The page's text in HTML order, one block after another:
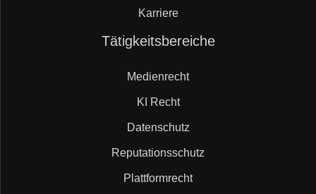
Karriere
Tätigkeitsbereiche
Medienrecht
KI Recht
Datenschutz
Reputationsschutz
Plattformrecht